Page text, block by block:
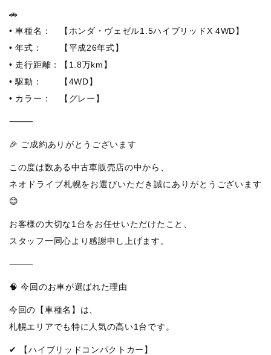
🚗
• 車種名： 【ホンダ・ヴェゼル1.5ハイブリッドX 4WD】
• 年式： 【平成26年式】
• 走行距離：【1.8万km】
• 駆動： 【4WD】
• カラー： 【グレー】
⸻
🎉 ご成約ありがとうございます
この度は数ある中古車販売店の中から、
ネオドライブ札幌をお選びいただき誠にありがとうございます
😊
お客様の大切な1台をお任せいただけたこと、
スタッフ一同心より感謝申し上げます。
⸻
🧠 今回のお車が選ばれた理由
今回の【車種名】は、
札幌エリアでも特に人気の高い1台です。
✔ 【ハイブリッドコンパクトカー】